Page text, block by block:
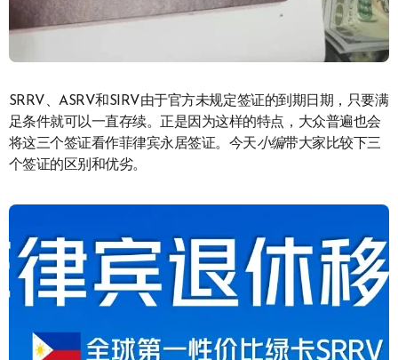
SRRV、ASRV和SIRV由于官方未规定签证的到期日期，只要满
足条件就可以一直存续。正是因为这样的特点，大众普遍也会
将这三个签证看作菲律宾永居签证。今天小编带大家比较下三
个签证的区别和优劣。